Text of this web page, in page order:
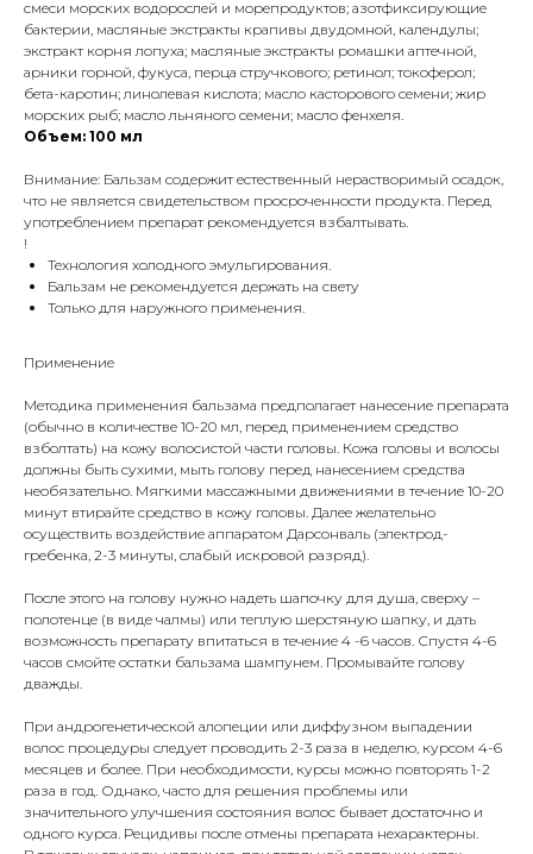
смеси морских водорослей и морепродуктов; азотфиксирующие
бактерии, масляные экстракты крапивы двудомной, календулы;
экстракт корня лопуха; масляные экстракты ромашки аптечной,
арники горной, фукуса, перца стручкового; ретинол; токоферол;
бета-каротин; линолевая кислота; масло касторового семени; жир
морских рыб; масло льняного семени; масло фенхеля.
Объем: 100 мл
Внимание: Бальзам содержит естественный нерастворимый осадок,
что не является свидетельством просроченности продукта. Перед
употреблением препарат рекомендуется взбалтывать.
!
Технология холодного эмульгирования.
Бальзам не рекомендуется держать на свету
Только для наружного применения.
Применение
Методика применения бальзама предполагает нанесение препарата
(обычно в количестве 10-20 мл, перед применением средство
взболтать) на кожу волосистой части головы. Кожа головы и волосы
должны быть сухими, мыть голову перед нанесением средства
необязательно. Мягкими массажными движениями в течение 10-20
минут втирайте средство в кожу головы. Далее желательно
осуществить воздействие аппаратом Дарсонваль (электрод-
гребенка, 2-3 минуты, слабый искровой разряд).
После этого на голову нужно надеть шапочку для душа, сверху –
полотенце (в виде чалмы) или теплую шерстяную шапку, и дать
возможность препарату впитаться в течение 4 -6 часов. Спустя 4-6
часов смойте остатки бальзама шампунем. Промывайте голову
дважды.
При андрогенетической алопеции или диффузном выпадении
волос процедуры следует проводить 2-3 раза в неделю, курсом 4-6
месяцев и более. При необходимости, курсы можно повторять 1-2
раза в год. Однако, часто для решения проблемы или
значительного улучшения состояния волос бывает достаточно и
одного курса. Рецидивы после отмены препарата нехарактерны.